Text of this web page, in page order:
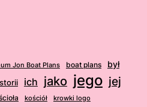
Jon Boat Plans boat plans był
ich jako jego jej
kościół krowki logo